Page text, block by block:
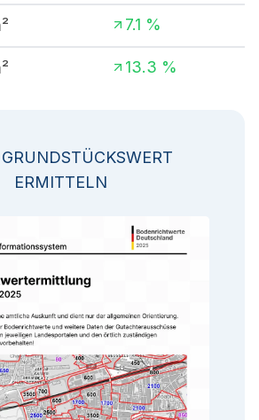
7.1 %
13.3 %
ERMITTELN